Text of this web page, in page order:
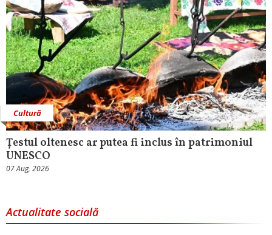
Cultură
Țestul oltenesc ar putea fi inclus în patrimoniul
UNESCO
07 Aug, 2026
Actualitate socială